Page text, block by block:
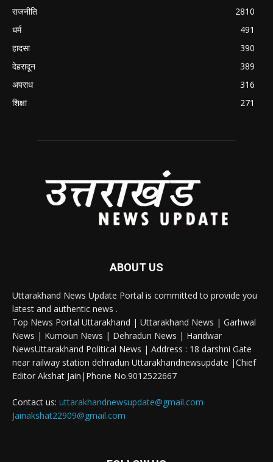
राजनीति
2810
धर्म
491
हादसा
390
देहरादून
389
अपराध
316
शिक्षा
271
ABOUT US
Uttarakhand News Update Portal is committed to provide you
latest and authentic news .
Top News Portal Uttarakhand | Uttarakhand News | Garhwal
News | Kumoun News | Dehradun News | Haridwar
NewsUttarakhand Political News | Address : 18 darshni Gate
near railway station dehradun Uttarakhandnewsupdate |Chief
Editor Akshat Jain|Phone No.9012522667
Contact us: uttarakhandnewsupdate@gmail.com
Jainakshat22909@gmail.com